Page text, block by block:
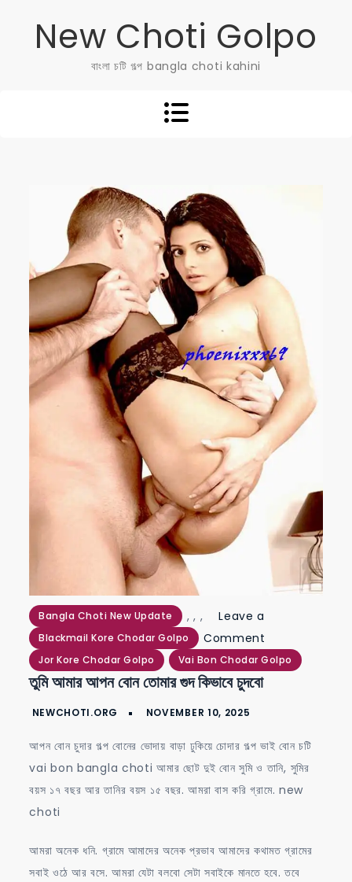
New Choti Golpo
বাংলা চটি গল্প bangla choti kahini
Bangla Choti New Update ,
Blackmail Kore Chodar Golpo
,
Jor Kore Chodar Golpo
,
Vai Bon Chodar Golpo
Leave a
Comment
তুমি
তোমার
গুদ
কিভাবে
তুমি আমার আপন বোন তোমার গুদ কিভাবে চুদবো
আপন বোন চুদার গল্প বোনের ভোদায় বাড়া ঢুকিয়ে চোদার গল্প ভাই বোন চটি
vai bon bangla choti আমার ছোট দুই বোন সুমি ও তানি, সুমির
বয়স ১৭ বছর আর তানির বয়স ১৫ বছর. আমরা বাস করি গ্রামে. new
choti
আমরা অনেক ধনি. গ্রামে আমাদের অনেক প্রভাব আমাদের কথামত গ্রামের
সবাই ওঠে আর বসে. আমরা যেটা বলবো সেটা সবাইকে মানতে হবে. তবে